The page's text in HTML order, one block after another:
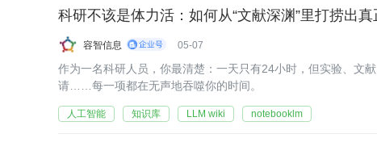
科研不该是体力活：如何从“文献深渊”里打捞出真
容智信息 05-07
作为一名科研人员，你最清楚：一天只有24小时，但实验、文
请……每一项都在无声地吞噬你的时间。
人工智能 知识库 LLM wiki notebooklm